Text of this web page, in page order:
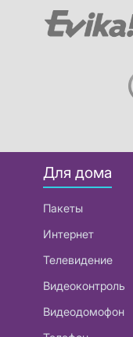
Для дома
Пакеты
Интернет
Телевидение
Видеоконтроль
Видеодомофон